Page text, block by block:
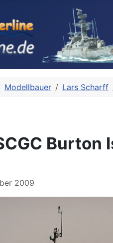
Modellbauer Lars Scharff
Burton
2009